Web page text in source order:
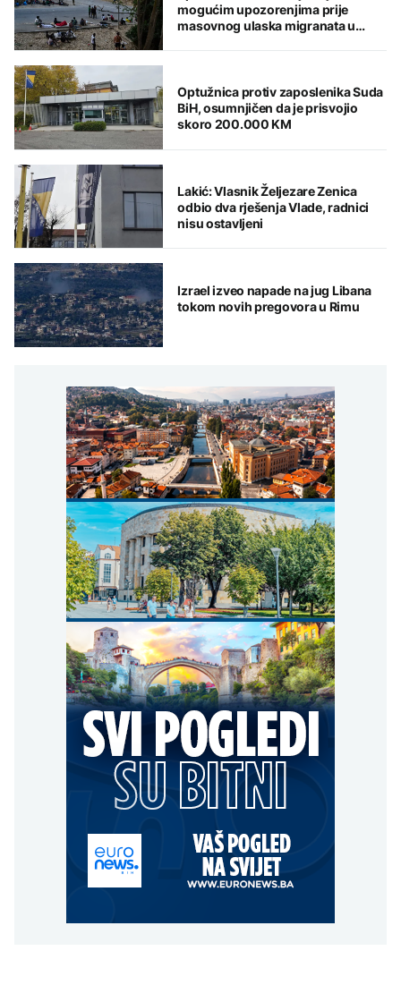
mogućim upozorenjima prije
masovnog ulaska migranata u
Optužnica protiv zaposlenika Suda
BiH, osumnjičen da je prisvojio
skoro 200.000 KM
Lakić: Vlasnik Željezare Zenica
odbio dva rješenja Vlade, radnici
nisu ostavljeni
Izrael izveo napade na jug Libana
tokom novih pregovora u Rimu